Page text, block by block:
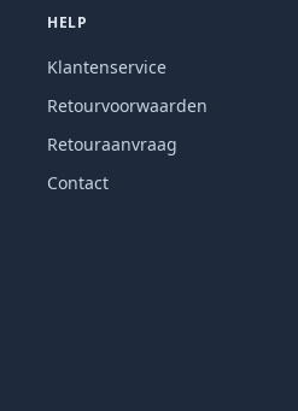
HELP
Klantenservice
Retourvoorwaarden
Retouraanvraag
Contact